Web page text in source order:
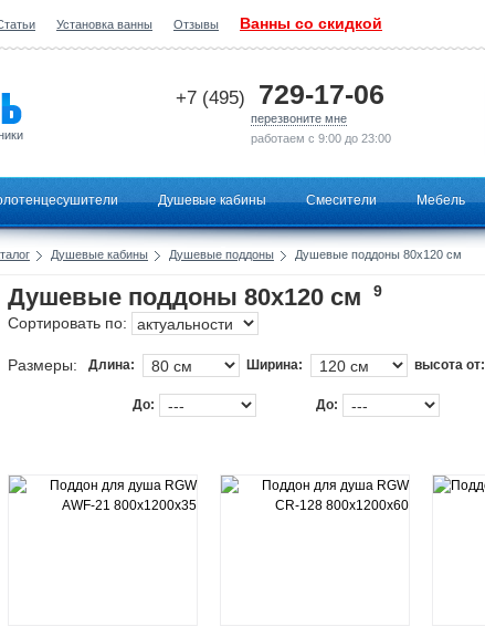
Установка ванны Отзывы Ванны со скидкой
+7 (495) 729-17-06
перезвоните мне
работаем с 9:00 до 23:00
Душевые кабины Смесители Мебель
Душевые кабины Душевые поддоны Душевые поддоны 80х120 см
Душевые поддоны 80х120 см
9
Сортировать по:
Размеры: Длина: Ширина: высота от:
До: До: